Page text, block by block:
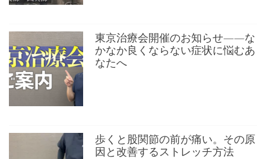
東京治療会開催のお知らせ——な
かなか良くならない症状に悩むあ
なたへ
歩くと股関節の前が痛い。その原
因と改善するストレッチ方法